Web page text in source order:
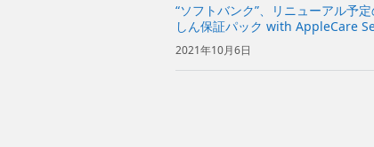
“ソフトバンク”、リニューアル予
しん保証パック with AppleCare
ries 7」を追加
2021年10月6日